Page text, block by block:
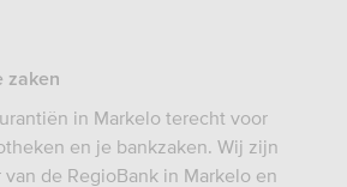
zaken
in Markelo terecht voor
en je bankzaken. Wij zijn
de RegioBank in Markelo en